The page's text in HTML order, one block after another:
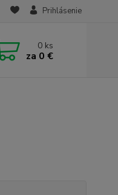
Prihlásenie
0 ks
za 0 €